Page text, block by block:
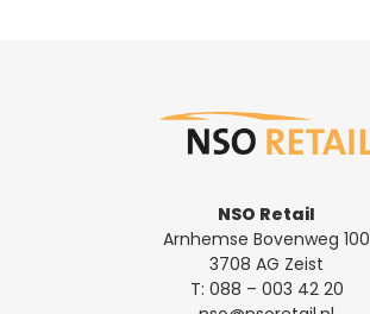
NSO Retail
Arnhemse Bovenweg 100
3708 AG Zeist
T: 088 – 003 42 20